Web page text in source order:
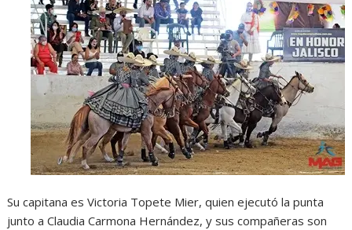
Su capitana es Victoria Topete Mier, quien ejecutó la punta
junto a Claudia Carmona Hernández, y sus compañeras son